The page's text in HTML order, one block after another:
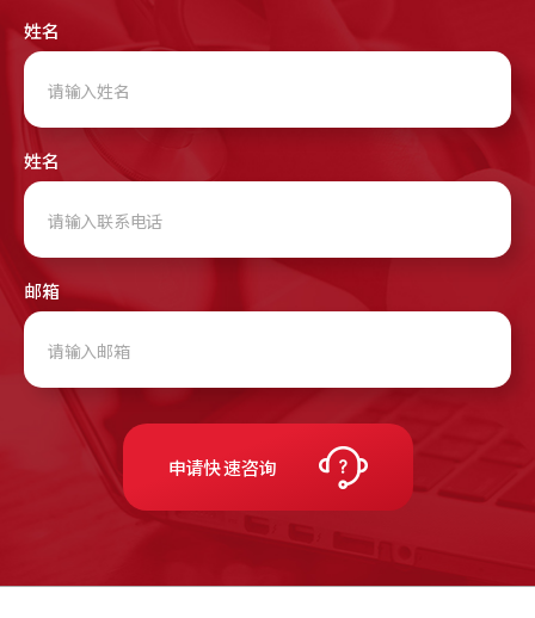
姓名
姓名
邮箱
申请快速咨询